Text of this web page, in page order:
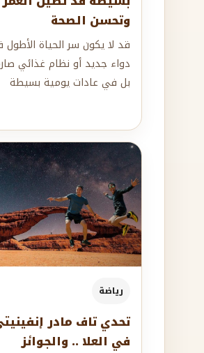
وتحسن الصحة
قد لا يكون سر الحياة
دواء جديد أو نظام غذائي
بل في عادات يومية بسيطة
رياضة
تحدي تاف مادر
في العلا .. والجوائز